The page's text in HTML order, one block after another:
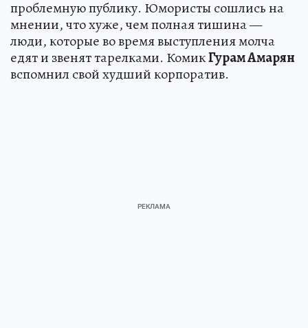
проблемную публику. Юмористы сошлись на
мнении, что хуже, чем полная тишина —
люди, которые во время выступления молча
едят и звенят тарелками. КомикГурам Амарян
вспомнил свой худший корпоратив.